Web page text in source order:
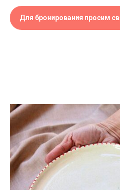
Для бронирования просим